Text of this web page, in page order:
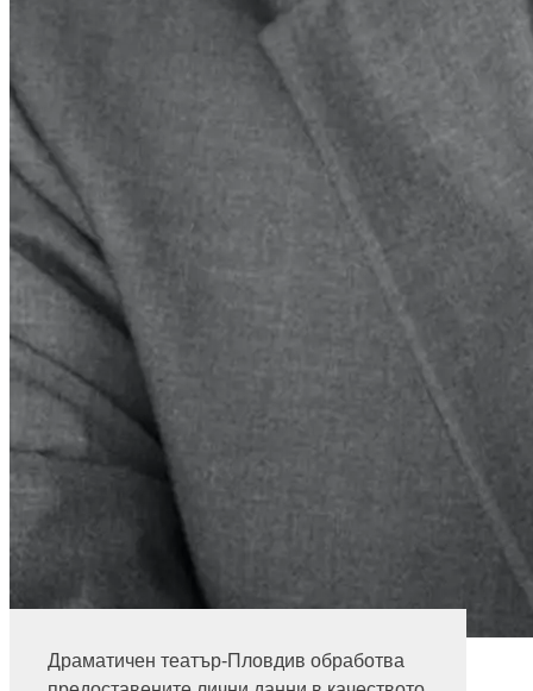
Драматичен театър-Пловдив обработва
Петър Тосков
Информация за билети